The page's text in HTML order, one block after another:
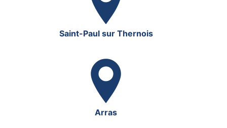
Saint-Paul sur Thernois
Arras